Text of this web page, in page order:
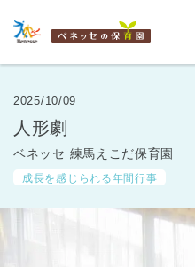
す
2025/10/09
人形劇
ベネッセ 練馬えこだ保育園
成長を感じられる年間行事